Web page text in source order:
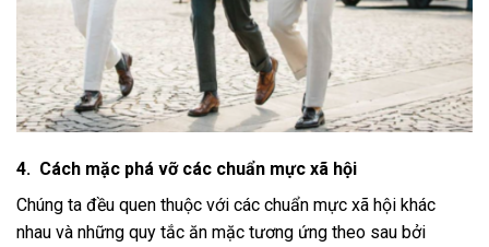
4. Cách mặc phá vỡ các chuẩn mực xã hội
Chúng ta đều quen thuộc với các chuẩn mực xã hội khác
nhau và những quy tắc ăn mặc tương ứng theo sau bởi